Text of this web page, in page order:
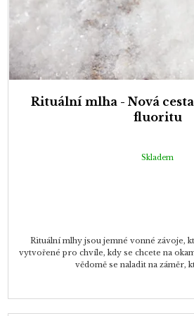
Rituální mlha - Nová
fluoritu
Skladem
Rituální mlhy jsou jemné vonné závoje,
vytvořené pro chvíle, kdy se chcete na
vědomě se naladit na záměr,